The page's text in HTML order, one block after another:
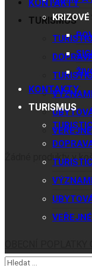
KONTAKTY
TURISMUS
Žádné produkty v
KONTAKTY
TURISMUS